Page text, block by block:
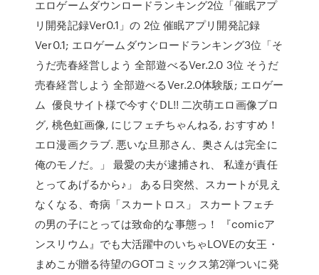
エロゲームダウンロードランキング2位「催眠アプ
リ開発記録Ver0.1」の 2位 催眠アプリ開発記録
Ver0.1; エロゲームダウンロードランキング3位「そ
うだ売春経営しよう 全部遊べるVer.2.0 3位 そうだ
売春経営しよう 全部遊べるVer.2.0体験版; エロゲー
ム 優良サイト様で今すぐDL!! 二次萌エロ画像ブロ
グ, 桃色虹画像, にじフェチちゃんねる, おすすめ！
エロ漫画クラブ. 悪いな旦那さん、奥さんは完全に
俺のモノだ。」 最愛の夫が逮捕され、 私達が責任
とってあげるから♪」 ある日突然、スカートが見え
なくなる、奇病「スカートロス」 スカートフェチ
の男の子にとっては致命的な事態っ！ 『comicア
ンスリウム』でも大活躍中のいちゃLOVEの女王・
まめこが贈る待望のGOTコミックス第2弾ついに発